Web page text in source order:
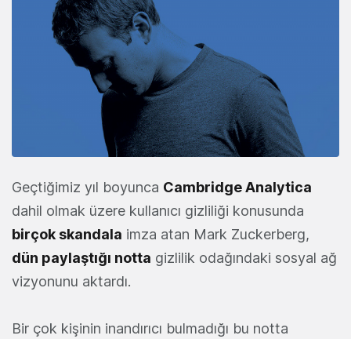
Geçtiğimiz yıl boyunca Cambridge Analytica
dahil olmak üzere kullanıcı gizliliği konusunda
birçok skandala imza atan Mark Zuckerberg,
dün paylaştığı notta gizlilik odağındaki sosyal ağ
vizyonunu aktardı.
Bir çok kişinin inandırıcı bulmadığı bu notta